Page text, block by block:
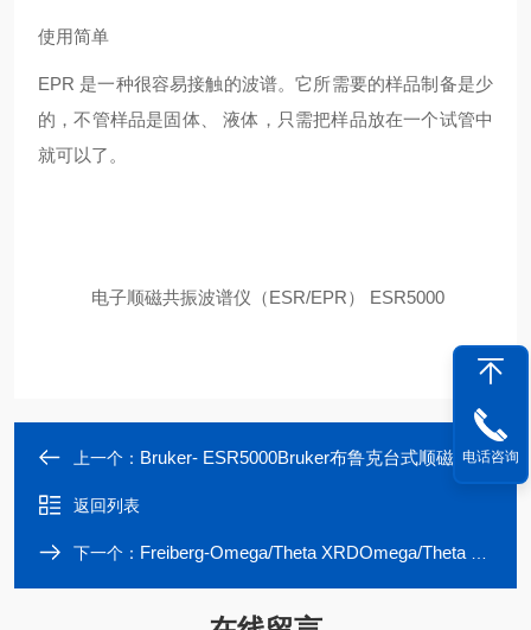
使用简单
EPR 是一种很容易接触的波谱。它所需要的样品制备是少
的，不管样品是固体、
液体，只需把样品放在一个试管中
就可以了。
电子顺磁共振波谱仪（ESR/EPR） ESR5000
上一个： Bruker- ESR5000Bruker布鲁克台式顺磁共振谱仪ESR5000
返回列表
下一个： Freiberg-Omega/Theta XRDOmega/Theta XRD - X射线晶体定向仪
电话咨询